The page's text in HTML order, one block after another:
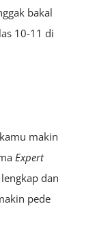
bakal
10-11 di
makin
Expert
dan
pede